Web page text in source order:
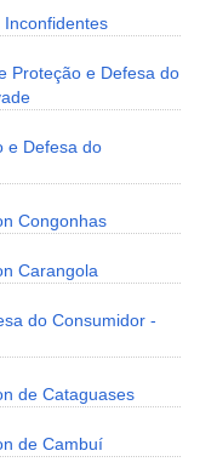
Proteção e Defesa do
e Defesa do
Congonhas
Carangola
do Consumidor -
de Cataguases
de Cambuí